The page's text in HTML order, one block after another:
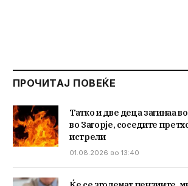
ПРОЧИТАЈ ПОВЕЌЕ
Татко и две деца загинаа
во Загорје, соседите
истрели
01.08.2026 во 13:40